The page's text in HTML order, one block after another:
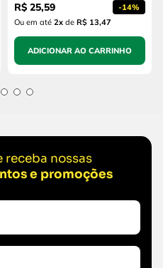
R$ 25,59 -14%
Ou em até 2x de R$ 13,47
ADICIONAR AO CARRINHO
receba nossas
e promoções